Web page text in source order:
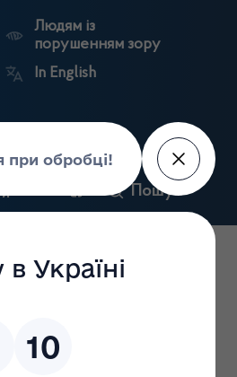
Людям із
порушенням зору
In English
Пошук
Антикорупційний
портал
лікарських засобів